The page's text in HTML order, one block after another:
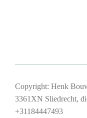
Copyright: Henk
3361XN Sliedrecht,